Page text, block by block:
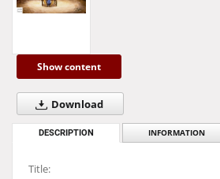
Show content
Download
DESCRIPTION INFORMATION
Title: